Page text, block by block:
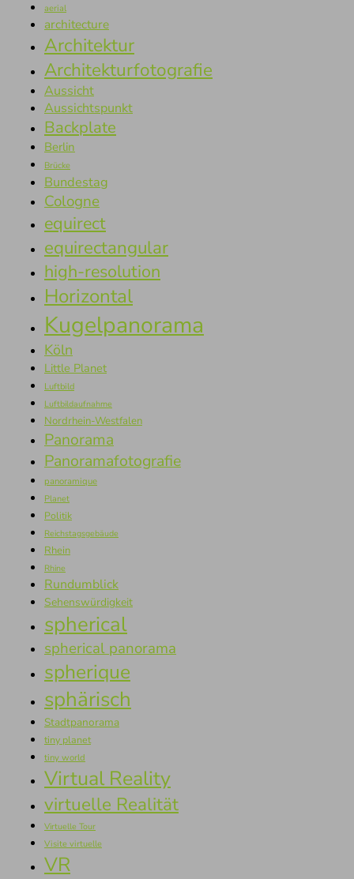
aerial
architecture
Architektur
Architekturfotografie
Aussicht
Aussichtspunkt
Backplate
Berlin
Brücke
Bundestag
Cologne
equirect
equirectangular
high-resolution
Horizontal
Kugelpanorama
Köln
Little Planet
Luftbild
Luftbildaufnahme
Nordrhein-Westfalen
Panorama
Panoramafotografie
panoramique
Planet
Politik
Reichstagsgebäude
Rhein
Rhine
Rundumblick
Sehenswürdigkeit
spherical
spherical panorama
spherique
sphärisch
Stadtpanorama
tiny planet
tiny world
Virtual Reality
virtuelle Realität
Virtuelle Tour
Visite virtuelle
VR